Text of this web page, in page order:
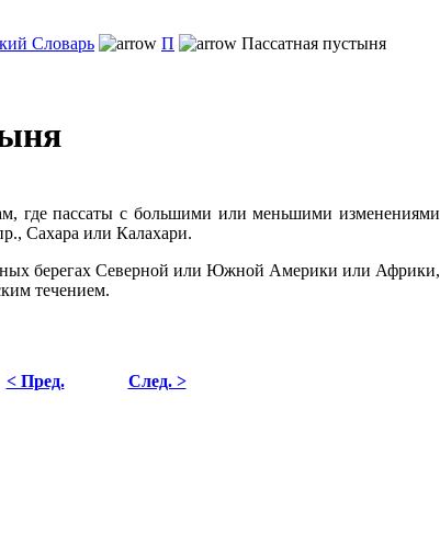
Словарь П Пассатная пустыня
где пассаты с большими или меньшими изменениями
Сахара или Калахари.
берегах Северной или Южной Америки или Африки,
течением.
< Пред.
След. >